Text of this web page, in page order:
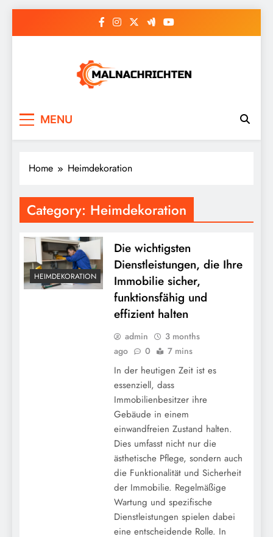
MENU
Home Heimdekoration
Category: Heimdekoration
HEIMDEKORATION
Die wichtigsten
Dienstleistungen, die Ihre
Immobilie sicher,
funktionsfähig und
effizient halten
admin
3 months
ago
0 7 mins
In der heutigen Zeit ist es
essenziell, dass
Immobilienbesitzer ihre
Gebäude in einem
einwandfreien Zustand halten.
Dies umfasst nicht nur die
ästhetische Pflege, sondern auch
die Funktionalität und Sicherheit
der Immobilie. Regelmäßige
Wartung und spezifische
Dienstleistungen spielen dabei
eine entscheidende Rolle. In